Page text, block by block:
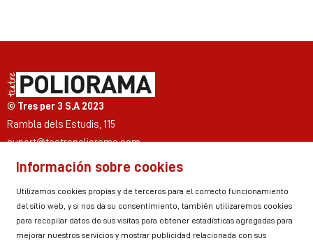
© Tres per 3 S.A 2023
Rambla dels Estudis, 115
suport@teatrepoliorama.com
Link a instagram
Link a youtube
Link a twitter
Link a facebook
Link a ticktok
Link a linkedin
Información sobre cookies
Utilizamos cookies propias y de terceros para el correcto funcionamiento
del sitio web, y si nos da su consentimiento, también utilizaremos cookies
para recopilar datos de sus visitas para obtener estadísticas agregadas para
mejorar nuestros servicios y mostrar publicidad relacionada con sus